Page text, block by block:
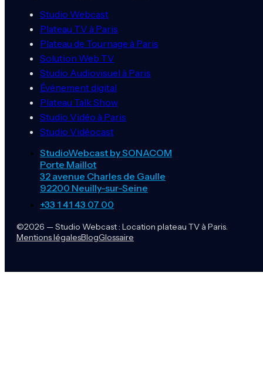
Studio Webcast
Plateau TV à Paris
Plateau de Tournage à Paris
Solution Web TV
Studio Audiovisuel à Paris
Événement digital
Plateau Talk Show
Studio Vidéo à Paris
Studio Vidéocast
StudioWebcast by SONACOM
Porte Maillot
32 avenue Charles de Gaulle
92200 Neuilly-sur-Seine
+33 1 41 43 07 00
©2026 — Studio Webcast : Location plateau TV à Paris.
Mentions légalesBlogGlossaire